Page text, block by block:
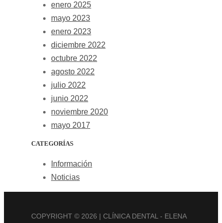
enero 2025
mayo 2023
enero 2023
diciembre 2022
octubre 2022
agosto 2022
julio 2022
junio 2022
noviembre 2020
mayo 2017
CATEGORÍAS
Información
Noticias
COPYRIGHT © 2026 | CLÍNICA DENTAL - ELENA